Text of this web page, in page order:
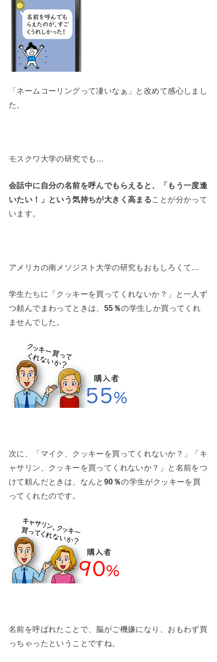
「ネームコーリングって凄いなぁ」と改めて感心しまし
た。
モスクワ大学の研究でも…
会話中に自分の名前を呼んでもらえると、「もう一度逢
いたい！」という気持ちが大きく高まることが分かって
います。
アメリカの南メソジスト大学の研究もおもしろくて…
学生たちに「クッキーを買ってくれないか？」と一人ず
つ頼んでまわってときは、 55％の学生しか買ってくれ
ませんでした。
次に、「マイク、クッキーを買ってくれないか？」「キ
ャサリン、クッキーを買ってくれないか？」と名前をつ
けて頼んだときは、なんと 90％の学生がクッキーを買
ってくれたのです。
名前を呼ばれたことで、脳がご機嫌になり、おもわず買
っちゃったということですね。